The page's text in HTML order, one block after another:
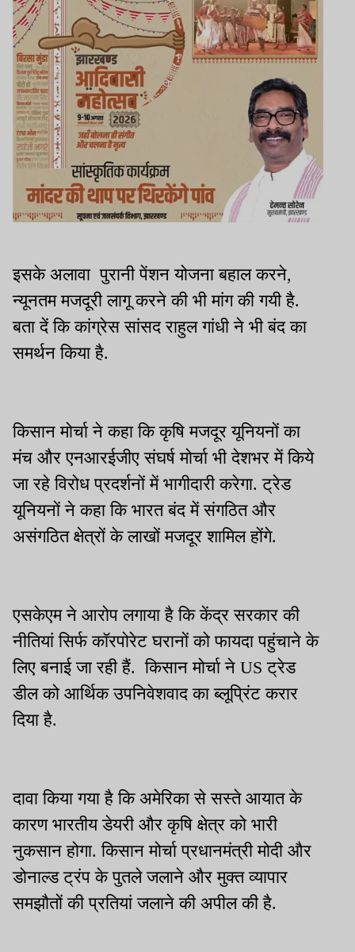
इसके अलावा पुरानी पेंशन योजना बहाल करने,
न्यूनतम मजदूरी लागू करने की भी मांग की गयी है.
बता दें कि कांग्रेस सांसद राहुल गांधी ने भी बंद का
समर्थन किया है.
किसान मोर्चा ने कहा कि कृषि मजदूर यूनियनों का
मंच और एनआरईजीए संघर्ष मोर्चा भी देशभर में किये
जा रहे विरोध प्रदर्शनों में भागीदारी करेगा. ट्रेड
यूनियनों ने कहा कि भारत बंद में संगठित और
असंगठित क्षेत्रों के लाखों मजदूर शामिल होंगे.
एसकेएम ने आरोप लगाया है कि केंद्र सरकार की
नीतियां सिर्फ कॉरपोरेट घरानों को फायदा पहुंचाने के
लिए बनाई जा रही हैं. किसान मोर्चा ने US ट्रेड
डील को आर्थिक उपनिवेशवाद का ब्लूप्रिंट करार
दिया है.
दावा किया गया है कि अमेरिका से सस्ते आयात के
कारण भारतीय डेयरी और कृषि क्षेत्र को भारी
नुकसान होगा. किसान मोर्चा प्रधानमंत्री मोदी और
डोनाल्ड ट्रंप के पुतले जलाने और मुक्त व्यापार
समझौतों की प्रतियां जलाने की अपील की है.